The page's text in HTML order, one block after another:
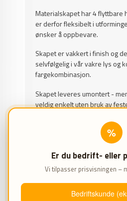
%
Er du bedrift- eller
Vi tilpasser prisvisningen –
Bedriftskunde
Materialskapet har 4 flyttbare
er derfor fleksibelt i
ønsker å oppbevare.
Skapet er vakkert i finish og
selvfølgelig i vår vakre lys og
fargekombinasjon.
Skapet leveres umontert -
veldig enkelt uten bruk av
EGENSKAPER
Flott materialskap med
4 stk flyttbare hyller
Dreibart håndtak og
Leveres flatpakket